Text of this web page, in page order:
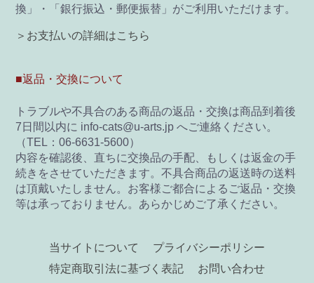
換」・「銀行振込・郵便振替」がご利用いただけます。
＞お支払いの詳細はこちら
■返品・交換について
トラブルや不具合のある商品の返品・交換は商品到着後
7日間以内に info-cats@u-arts.jp へご連絡ください。
（TEL：06-6631-5600）
内容を確認後、直ちに交換品の手配、もしくは返金の手
続きをさせていただきます。不具合商品の返送時の送料
は頂戴いたしません。お客様ご都合によるご返品・交換
等は承っておりません。あらかじめご了承ください。
当サイトについて
プライバシーポリシー
特定商取引法に基づく表記
お問い合わせ